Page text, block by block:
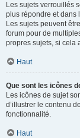
Les sujets verrouillés
plus répondre et dans
Les sujets peuvent
forum pour de
propres sujets, si cela
Haut
Que sont les icônes
Les icônes de sujet
d’illustrer le contenu
fonctionnalité.
Haut